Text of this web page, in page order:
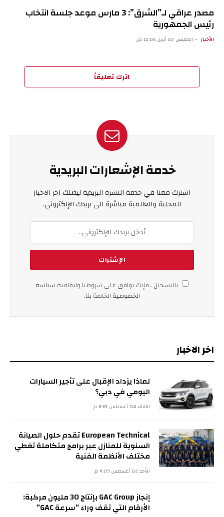
مصدر عراقي لـ”الشرق”: 3 مارس موعد جلسة انتخاب
رئيس الجمهورية
الأخبار الخميس 02 أبريل 12:06 ص
اترك تعليقاً
خدمة الإشعارات البريدية
اشترك معنا في خدمة النشرة البريدية ليصلك اخر الاخبار
المحلية والعالمية مباشرة الى بريدك الإلكتروني.
بالتسجيل ، فإنك توافق على شروطنا واتفاقية سياسة
الخصوصية الخاصة بنا.
اخر الاخبار
لماذا يزداد الإقبال على تأجير السيارات
اليومي في دبي؟
الثلاثاء 04 أغسطس 6:18 م
European Technical تقدم حلول الصيانة
السنوية للمنازل عبر برامج متكاملة تغطي
مختلف الأنظمة الفنية
الأحد 02 أغسطس 4:09 م
إنجاز GAC Group بإنتاج 30 مليون مركبة:
الأرقام التي تقف وراء “سرعة GAC”